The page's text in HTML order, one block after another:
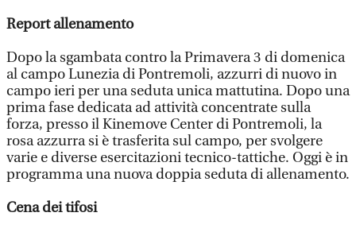
Report allenamento
Dopo la sgambata contro la Primavera 3 di domenica
al campo Lunezia di Pontremoli, azzurri di nuovo in
campo ieri per una seduta unica mattutina. Dopo una
prima fase dedicata ad attività concentrate sulla
forza, presso il Kinemove Center di Pontremoli, la
rosa azzurra si è trasferita sul campo, per svolgere
varie e diverse esercitazioni tecnico-tattiche. Oggi è in
programma una nuova doppia seduta di allenamento.
Cena dei tifosi